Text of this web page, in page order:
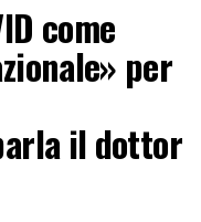
come
per
il dottor